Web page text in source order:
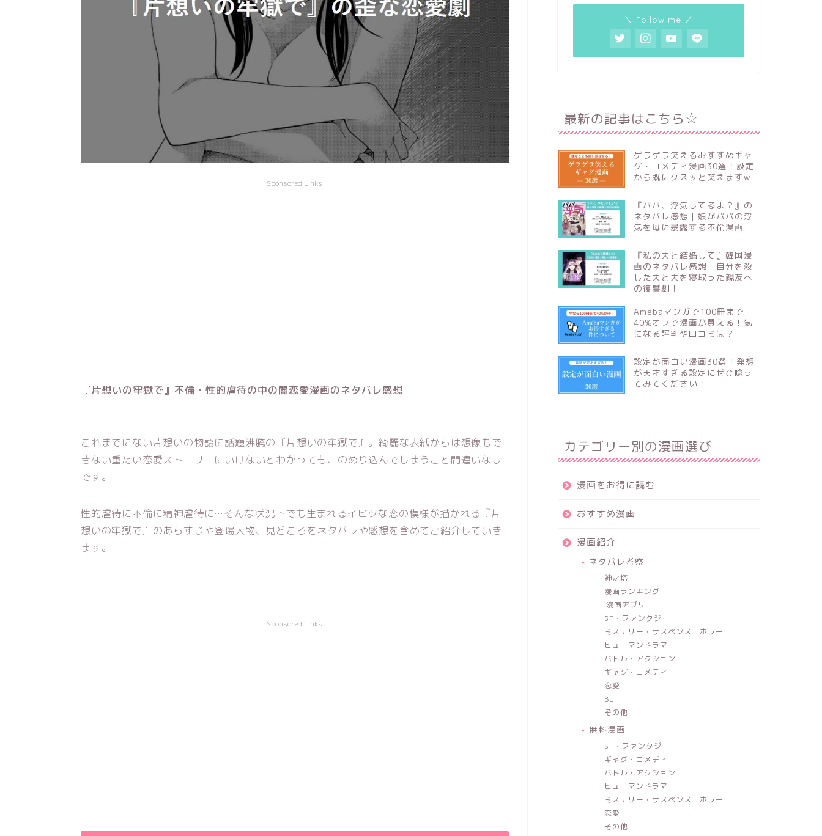
Sponsored Links
『片想いの牢獄で』不倫・性的虐待の中の闇恋愛漫画のネタバレ感想
これまでにない片想いの物語に話題沸騰の『片想いの牢獄で』。綺麗な表紙からは想像もで
きない重たい恋愛ストーリーにいけないとわかっても、のめり込んでしまうこと間違いなし
です。
性的虐待に不倫に精神虐待に…そんな状況下でも生まれるイビツな恋の模様が描かれる『片
想いの牢獄で』のあらすじや登場人物、見どころをネタバレや感想を含めてご紹介していき
ます。
Sponsored Links
＼ Follow me ／
最新の記事はこちら☆
ゲラゲラ笑えるおすすめギャ
グ・コメディ漫画30選！設定
から既にクスッと笑えますw
『パパ、浮気してるよ？』の
ネタバレ感想｜娘がパパの浮
気を母に暴露する不倫漫画
『私の夫と結婚して』韓国漫
画のネタバレ感想｜自分を殺
した夫と夫を寝取った親友へ
の復讐劇！
Amebaマンガで100冊まで
40%オフで漫画が買える！気
になる評判や口コミは？
設定が面白い漫画30選！発想
が天才すぎる設定にぜひ唸っ
てみてください！
カテゴリー別の漫画選び
漫画をお得に読む
おすすめ漫画
漫画紹介
ネタバレ考察
神之塔
漫画ランキング
漫画アプリ
SF・ファンタジー
ミステリー・サスペンス・ホラー
ヒューマンドラマ
バトル・アクション
ギャグ・コメディ
恋愛
BL
その他
無料漫画
SF・ファンタジー
ギャグ・コメディ
バトル・アクション
ヒューマンドラマ
ミステリー・サスペンス・ホラー
恋愛
その他